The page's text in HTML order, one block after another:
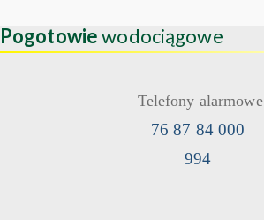
Pogotowiewodociągowe
Telefony alarmowe
76 87 84 000
994